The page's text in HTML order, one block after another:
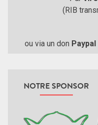
(RIB
ou via un don Paypal
NOTRE SPONSOR